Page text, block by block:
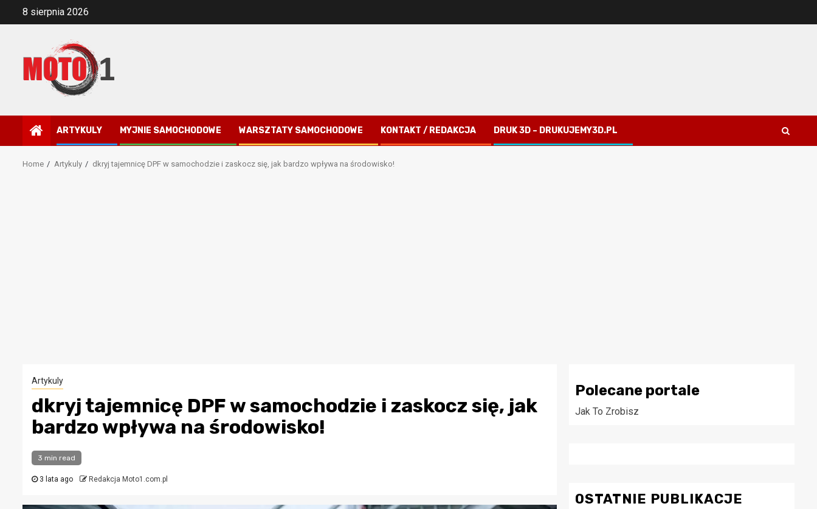
8 sierpnia 2026
ARTYKULY MYJNIE SAMOCHODOWE WARSZTATY SAMOCHODOWE KONTAKT / REDAKCJA DRUK 3D – DRUKUJEMY3D.PL
Home Artykuly dkryj tajemnicę DPF w samochodzie i zaskocz się, jak bardzo wpływa na środowisko!
Artykuly
dkryj tajemnicę DPF w samochodzie i zaskocz się, jak
bardzo wpływa na środowisko!
3 min read
3 lata ago Redakcja Moto1.com.pl
Polecane portale
Jak To Zrobisz
OSTATNIE PUBLIKACJE